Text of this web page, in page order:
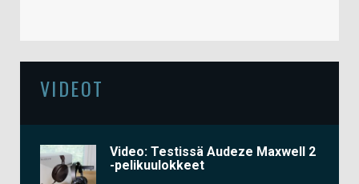
VIDEOT
Video: Testissä Audeze Maxwell 2
-pelikuulokkeet